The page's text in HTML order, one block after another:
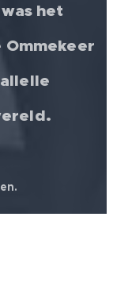
het
Ommekeer